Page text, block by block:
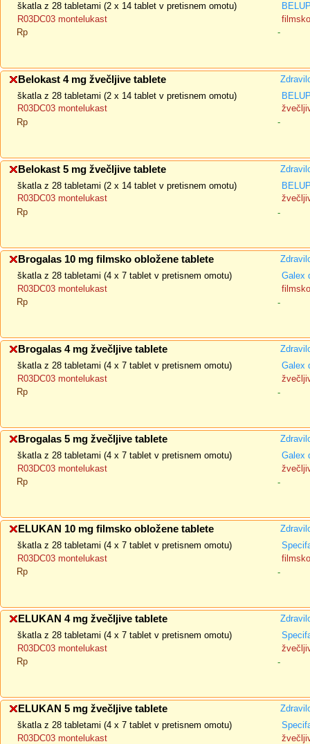
škatla z 28 tabletami (2 x 14 tablet v pretisnem omotu)
R03DC03 montelukast
Rp
-
Belokast 4 mg žvečljive tablete
škatla z 28 tabletami (2 x 14 tablet v pretisnem omotu)
R03DC03 montelukast
Rp
-
Belokast 5 mg žvečljive tablete
škatla z 28 tabletami (2 x 14 tablet v pretisnem omotu)
R03DC03 montelukast
Rp
-
Brogalas 10 mg filmsko obložene tablete
škatla z 28 tabletami (4 x 7 tablet v pretisnem omotu)
Galex
R03DC03 montelukast
Rp
-
Brogalas 4 mg žvečljive tablete
škatla z 28 tabletami (4 x 7 tablet v pretisnem omotu)
Galex
R03DC03 montelukast
Rp
-
Brogalas 5 mg žvečljive tablete
škatla z 28 tabletami (4 x 7 tablet v pretisnem omotu)
Galex
R03DC03 montelukast
Rp
-
ELUKAN 10 mg filmsko obložene tablete
škatla z 28 tabletami (4 x 7 tablet v pretisnem omotu)
R03DC03 montelukast
Rp
-
ELUKAN 4 mg žvečljive tablete
škatla z 28 tabletami (4 x 7 tablet v pretisnem omotu)
R03DC03 montelukast
Rp
-
ELUKAN 5 mg žvečljive tablete
škatla z 28 tabletami (4 x 7 tablet v pretisnem omotu)
R03DC03 montelukast